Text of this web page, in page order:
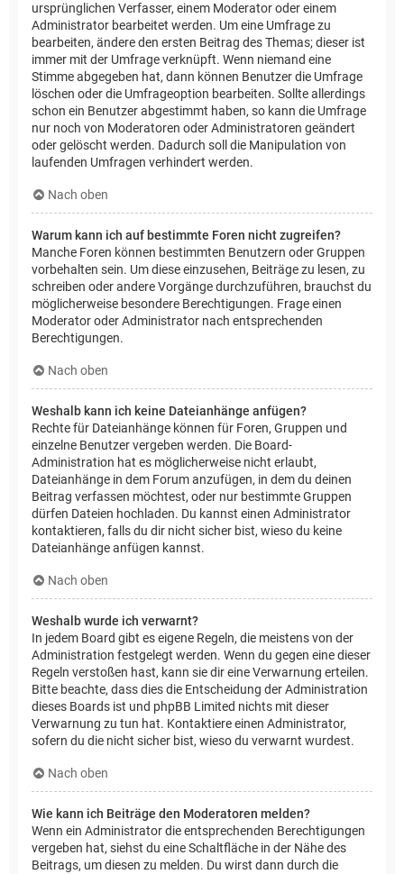
ursprünglichen Verfasser, einem Moderator oder einem
Administrator bearbeitet werden. Um eine Umfrage zu
bearbeiten, ändere den ersten Beitrag des Themas; dieser ist
immer mit der Umfrage verknüpft. Wenn niemand eine
Stimme abgegeben hat, dann können Benutzer die Umfrage
löschen oder die Umfrageoption bearbeiten. Sollte allerdings
schon ein Benutzer abgestimmt haben, so kann die Umfrage
nur noch von Moderatoren oder Administratoren geändert
oder gelöscht werden. Dadurch soll die Manipulation von
laufenden Umfragen verhindert werden.
Nach oben
Warum kann ich auf bestimmte Foren nicht zugreifen?
Manche Foren können bestimmten Benutzern oder Gruppen
vorbehalten sein. Um diese einzusehen, Beiträge zu lesen, zu
schreiben oder andere Vorgänge durchzuführen, brauchst du
möglicherweise besondere Berechtigungen. Frage einen
Moderator oder Administrator nach entsprechenden
Berechtigungen.
Nach oben
Weshalb kann ich keine Dateianhänge anfügen?
Rechte für Dateianhänge können für Foren, Gruppen und
einzelne Benutzer vergeben werden. Die Board-
Administration hat es möglicherweise nicht erlaubt,
Dateianhänge in dem Forum anzufügen, in dem du deinen
Beitrag verfassen möchtest, oder nur bestimmte Gruppen
dürfen Dateien hochladen. Du kannst einen Administrator
kontaktieren, falls du dir nicht sicher bist, wieso du keine
Dateianhänge anfügen kannst.
Nach oben
Weshalb wurde ich verwarnt?
In jedem Board gibt es eigene Regeln, die meistens von der
Administration festgelegt werden. Wenn du gegen eine dieser
Regeln verstoßen hast, kann sie dir eine Verwarnung erteilen.
Bitte beachte, dass dies die Entscheidung der Administration
dieses Boards ist und phpBB Limited nichts mit dieser
Verwarnung zu tun hat. Kontaktiere einen Administrator,
sofern du die nicht sicher bist, wieso du verwarnt wurdest.
Nach oben
Wie kann ich Beiträge den Moderatoren melden?
Wenn ein Administrator die entsprechenden Berechtigungen
vergeben hat, siehst du eine Schaltfläche in der Nähe des
Beitrags, um diesen zu melden. Du wirst dann durch die